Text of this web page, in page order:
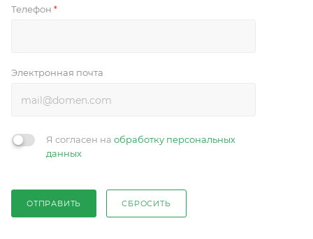
Телефон *
Электронная почта
Я согласен на обработку персональных
данных
ОТПРАВИТЬ СБРОСИТЬ